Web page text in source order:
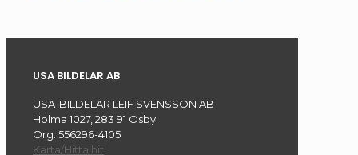
USA BILDELAR AB
USA-BILDELAR LEIF SVENSSON AB
Holma 1027, 283 91 Osby
Org: 556296-4105
Karta/Hitta hit